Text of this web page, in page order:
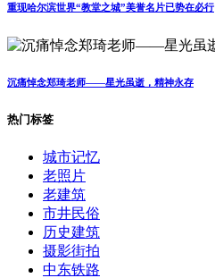
重现哈尔滨世界“教堂之城”美誉名片已势在必行
沉痛悼念郑琦老师——星光虽逝，精神永存
热门标签
城市记忆
老照片
老建筑
市井民俗
历史建筑
摄影街拍
中东铁路